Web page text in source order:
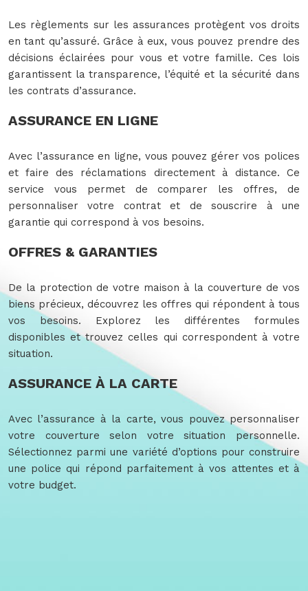
Les règlements sur les assurances protègent vos droits
en tant qu’assuré. Grâce à eux, vous pouvez prendre des
décisions éclairées pour vous et votre famille. Ces lois
garantissent la transparence, l’équité et la sécurité dans
les contrats d’assurance.
ASSURANCE EN LIGNE
Avec l’assurance en ligne, vous pouvez gérer vos polices
et faire des réclamations directement à distance. Ce
service vous permet de comparer les offres, de
personnaliser votre contrat et de souscrire à une
garantie qui correspond à vos besoins.
OFFRES & GARANTIES
De la protection de votre maison à la couverture de vos
biens précieux, découvrez les offres qui répondent à tous
vos besoins. Explorez les différentes formules
disponibles et trouvez celles qui correspondent à votre
situation.
ASSURANCE À LA CARTE
Avec l’assurance à la carte, vous pouvez personnaliser
votre couverture selon votre situation personnelle.
Sélectionnez parmi une variété d’options pour construire
une police qui répond parfaitement à vos attentes et à
votre budget.